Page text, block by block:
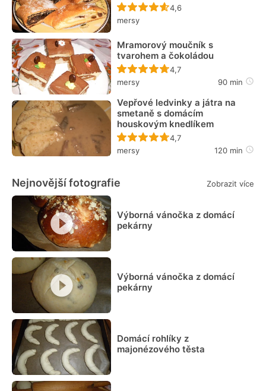
Recept ještě nebyl
4,6
mersy
Mramorový moučník s
tvarohem a čokoládou
Recept ještě nebyl
4,7
mersy
90 min
Vepřové ledvinky a játra na
smetaně s domácím
houskovým knedlíkem
Recept ještě nebyl
4,7
mersy
120 min
Nejnovější fotografie Zobrazit více
Výborná vánočka z domácí
pekárny
Výborná vánočka z domácí
pekárny
Domácí rohlíky z
majonézového těsta